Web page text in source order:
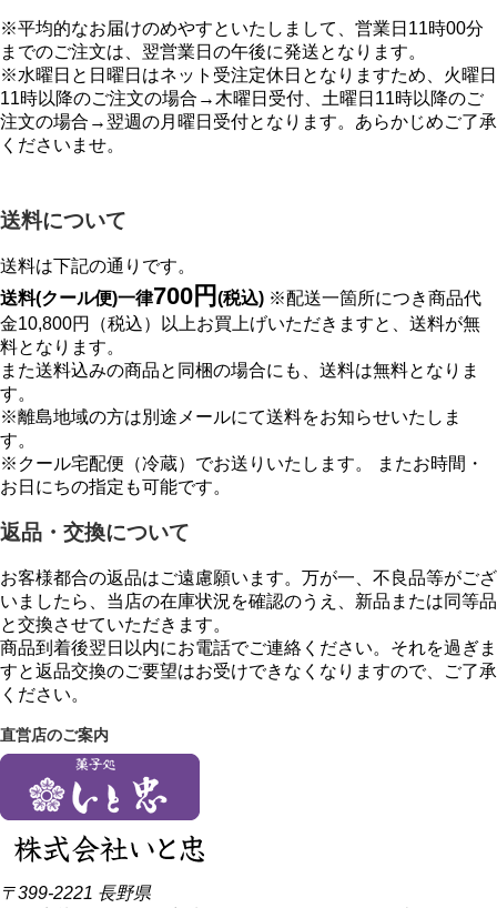
※平均的なお届けのめやすといたしまして、営業日11時00分
までのご注文は、翌営業日の午後に発送となります。
※水曜日と日曜日はネット受注定休日となりますため、火曜日
11時以降のご注文の場合→木曜日受付、土曜日11時以降のご
注文の場合→翌週の月曜日受付となります。あらかじめご了承
くださいませ。
送料について
送料は下記の通りです。
送料(クール便)一律700円 (税込) ※配送一箇所につき商品代
金10,800円（税込）以上お買上げいただきますと、送料が無
料となります。
また送料込みの商品と同梱の場合にも、送料は無料となりま
す。
※離島地域の方は別途メールにて送料をお知らせいたしま
す。
※クール宅配便（冷蔵）でお送りいたします。 またお時間・
お日にちの指定も可能です。
返品・交換について
お客様都合の返品はご遠慮願います。万が一、不良品等がござ
いましたら、当店の在庫状況を確認のうえ、新品または同等品
と交換させていただきます。
商品到着後翌日以内にお電話でご連絡ください。それを過ぎま
すと返品交換のご要望はお受けできなくなりますので、ご了承
ください。
直営店のご案内
〒399-2221 長野県